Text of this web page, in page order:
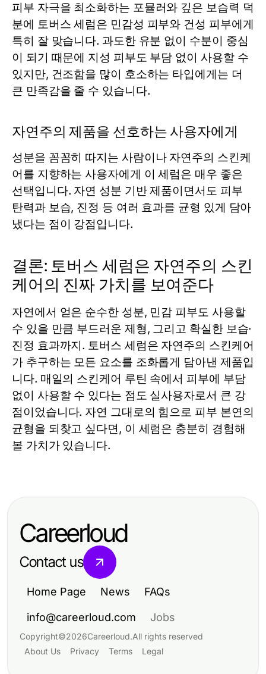
피부 자극을 최소화하는 포뮬러와 깊은 보습력 덕
분에 토버스세럼은 민감성 피부와 건성 피부에게
특히 잘 맞습니다. 과도한 유분 없이 수분이 중심
이 되기 때문에 지성 피부도 부담 없이 사용할 수
있지만, 건조함을 많이 호소하는 타입에게는 더
큰 만족감을 줄 수 있습니다.
자연주의 제품을 선호하는 사용자에게
성분을 꼼꼼히 따지는 사람이나 자연주의 스킨케
어를 지향하는 사용자에게 이세럼은 매우 좋은
선택입니다. 자연 성분 기반 제품이면서도 피부
탄력과 보습, 진정 등 여러 효과를 균형 있게 담아
냈다는 점이 강점입니다.
결론: 토버스 세럼은 자연주의 스킨
케어의 진짜 가치를 보여준다
자연에서 얻은 순수한 성분, 민감 피부도 사용할
수 있을 만큼 부드러운 제형, 그리고 확실한 보습·
진정 효과까지. 토버스 세럼은 자연주의 스킨케어
가 추구하는 모든 요소를 조화롭게 담아낸 제품입
니다. 매일의 스킨케어 루틴 속에서 피부에 부담
없이 사용할 수 있다는 점도 실사용자로서 큰 강
점이었습니다. 자연 그대로의 힘으로 피부 본연의
균형을 되찾고 싶다면, 이 세럼은 충분히 경험해
볼 가치가 있습니다.
Careerloud
Contact us
Home Page News FAQs
info@careerloud.com Jobs
Copyright©2026Careerloud.All rights reserved
About Us
Privacy Terms Legal